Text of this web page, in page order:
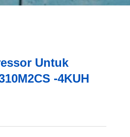
Untuk
-4KUH